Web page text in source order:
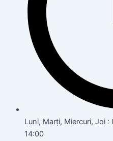
Luni, Marți, Miercuri, Joi
14:00